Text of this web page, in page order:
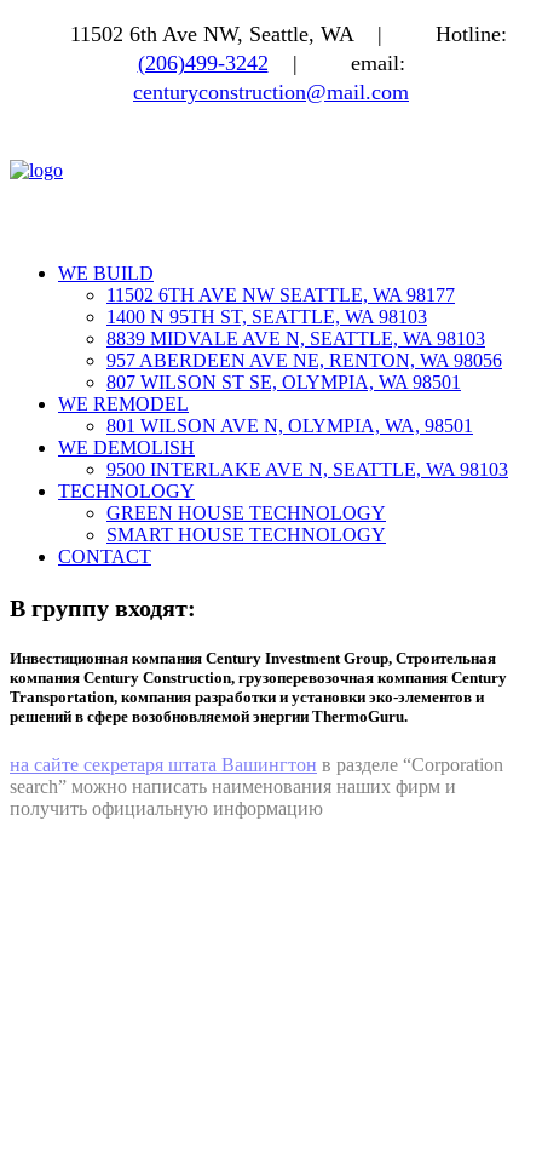
11502 6th Ave NW, Seattle, WA |
Hotline:
(206)499-3242 |
email:
centuryconstruction@mail.com
WE BUILD
11502 6TH AVE NW SEATTLE, WA 98177
1400 N 95TH ST, SEATTLE, WA 98103
8839 MIDVALE AVE N, SEATTLE, WA 98103
957 ABERDEEN AVE NE, RENTON, WA 98056
807 WILSON ST SE, OLYMPIA, WA 98501
WE REMODEL
801 WILSON AVE N, OLYMPIA, WA, 98501
WE DEMOLISH
9500 INTERLAKE AVE N, SEATTLE, WA 98103
TECHNOLOGY
GREEN HOUSE TECHNOLOGY
SMART HOUSE TECHNOLOGY
CONTACT
В группу входят:
Инвестиционная компания Century Investment Group, Строительная
компания Century Construction, грузоперевозочная компания Century
Transportation, компания разработки и установки эко-элементов и
решений в сфере возобновляемой энергии ThermoGuru.
на сайте секретаря штата Вашингтон в разделе “Corporation
search” можно написать наименования наших фирм и
получить официальную информацию